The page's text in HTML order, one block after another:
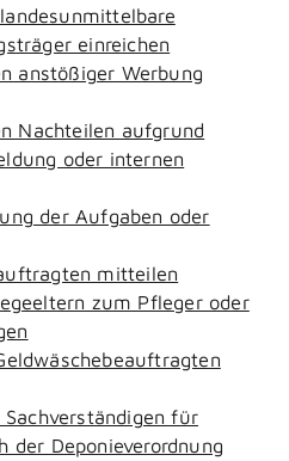
einreichen
anstößiger Werbung
Nachteilen aufgrund
oder internen
der Aufgaben oder
mitteilen
zum Pfleger oder
für
der Deponieverordnung